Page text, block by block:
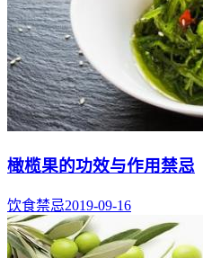
橄榄果的功效与作用禁忌
饮食禁忌2019-09-16